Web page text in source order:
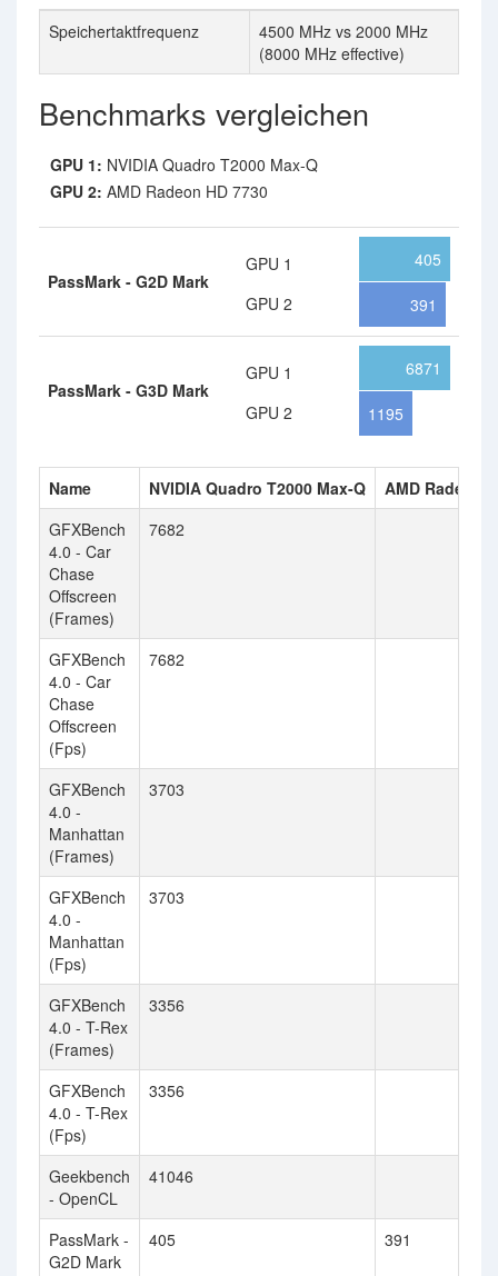
Speichertaktfrequenz
4500 MHz vs 2000 MHz
(8000 MHz effective)
Benchmarks vergleichen
GPU 1: NVIDIA Quadro T2000 Max-Q
GPU 2: AMD Radeon HD 7730
PassMark - G2D Mark
GPU 1
GPU 2
405
391
PassMark - G3D Mark
GPU 1
GPU 2
6871
1195
Name NVIDIA Quadro T2000 Max-Q
AMD Radeon
GFXBench
4.0 - Car
Chase
Offscreen
(Frames)
7682
GFXBench
4.0 - Car
Chase
Offscreen
(Fps)
7682
GFXBench
4.0 -
Manhattan
(Frames)
3703
GFXBench
4.0 -
Manhattan
(Fps)
3703
GFXBench
4.0 - T-Rex
(Frames)
3356
GFXBench
4.0 - T-Rex
(Fps)
3356
Geekbench
- OpenCL
41046
PassMark -
G2D Mark
405 391